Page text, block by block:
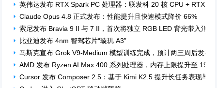
英伟达发布 RTX Spark PC 处理器：联发科 20 核 CPU + RTX
Claude Opus 4.8 正式发布：性能提升且快速模式降价 66%
索尼发布 Bravia 9 II 与 7 II，首次将独立 RGB LED 背光带入消费
比亚迪发布 4nm 智驾芯片“璇玑 A3”
马斯克宣布 Grok V9-Medium 模型训练完成，预计两三周后发布
AMD 发布 Ryzen AI Max 400 系列处理器，内存上限提升至 192
Cursor 发布 Composer 2.5：基于 Kimi K2.5 提升长任务表现与